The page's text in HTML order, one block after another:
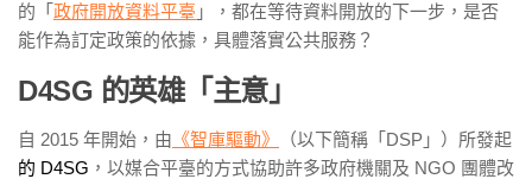
的「 政府開放資料平臺 」，都在等待資料開放的下一步，是否
能作為訂定政策的依據，具體落實公共服務？
D4SG 的英雄「主意」
自 2015 年開始，由 《智庫驅動》
（以下簡稱「DSP」）所發起
的 D4SG ，以媒合平臺的方式協助許多政府機關及 NGO 團體改